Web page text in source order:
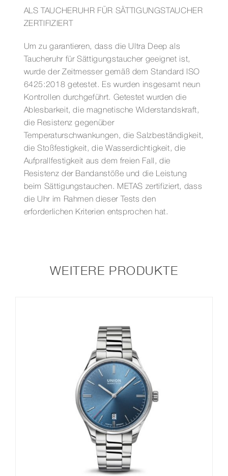
ALS TAUCHERUHR FÜR SÄTTIGUNGSTAUCHER
ZERTIFIZIERT
Um zu garantieren, dass die Ultra Deep als
Taucheruhr für Sättigungstaucher geeignet ist,
wurde der Zeitmesser gemäß dem Standard ISO
6425:2018 getestet. Es wurden insgesamt neun
Kontrollen durchgeführt. Getestet wurden die
Ablesbarkeit, die magnetische Widerstandskraft,
die Resistenz gegenüber
Temperaturschwankungen, die Salzbeständigkeit,
die Stoßfestigkeit, die Wasserdichtigkeit, die
Aufprallfestigkeit aus dem freien Fall, die
Resistenz der Bandanstöße und die Leistung
beim Sättigungstauchen. METAS zertifiziert, dass
die Uhr im Rahmen dieser Tests den
erforderlichen Kriterien entsprochen hat.
WEITERE PRODUKTE